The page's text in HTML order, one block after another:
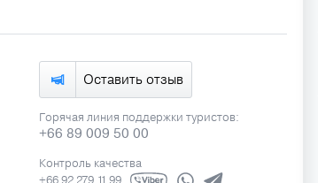
Оставить отзыв
Горячая линия поддержки туристов:
+66 89 009 50 00
Контроль качества